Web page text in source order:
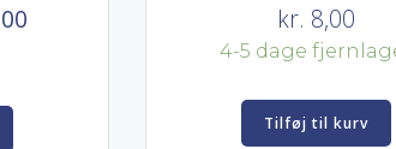
Den
kr. 8,00
4-5 dage
Tilføj til kurv